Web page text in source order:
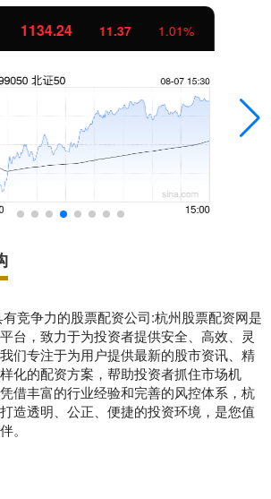
1134.24 11.37 1.01%
竞争力的股票配资公司:杭州股票配资网是
台，致力于为投资者提供安全、高效、灵
们专注于为用户提供最新的股市资讯、精
化的配资方案，帮助投资者抓住市场机
借丰富的行业经验和完善的风控体系，杭
造透明、公正、便捷的投资环境，是您值
。